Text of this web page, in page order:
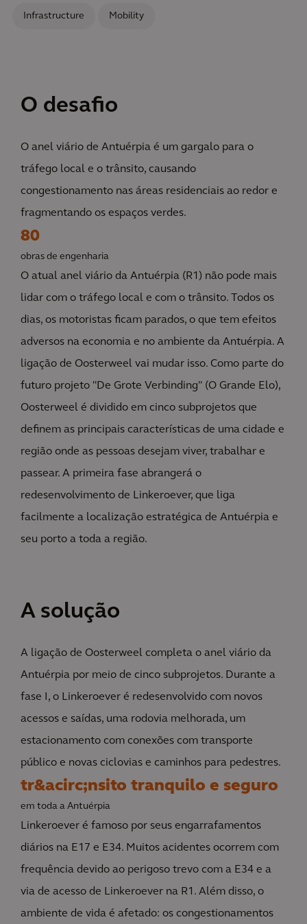
Infrastructure Mobility
O desafio
O anel viário de Antuérpia é um gargalo para o
tráfego local e o trânsito, causando
congestionamento nas áreas residenciais ao redor e
fragmentando os espaços verdes.
80
obras de engenharia
O atual anel viário da Antuérpia (R1) não pode mais
lidar com o tráfego local e com o trânsito. Todos os
dias, os motoristas ficam parados, o que tem efeitos
adversos na economia e no ambiente da Antuérpia. A
ligação de Oosterweel vai mudar isso. Como parte do
futuro projeto "De Grote Verbinding" (O Grande Elo),
Oosterweel é dividido em cinco subprojetos que
definem as principais características de uma cidade e
região onde as pessoas desejam viver, trabalhar e
passear. A primeira fase abrangerá o
redesenvolvimento de Linkeroever, que liga
facilmente a localização estratégica de Antuérpia e
seu porto a toda a região.
A solução
A ligação de Oosterweel completa o anel viário da
Antuérpia por meio de cinco subprojetos. Durante a
fase I, o Linkeroever é redesenvolvido com novos
acessos e saídas, uma rodovia melhorada, um
estacionamento com conexões com transporte
público e novas ciclovias e caminhos para pedestres.
tr&acirc;nsito tranquilo e seguro
em toda a Antuérpia
Linkeroever é famoso por seus engarrafamentos
diários na E17 e E34. Muitos acidentes ocorrem com
frequência devido ao perigoso trevo com a E34 e a
via de acesso de Linkeroever na R1. Além disso, o
ambiente de vida é afetado: os congestionamentos